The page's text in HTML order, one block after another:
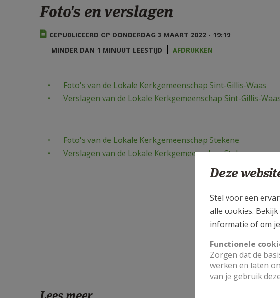
Foto's en verslagen
GEPUBLICEERD OP DONDERDAG 3 MAART 2022 - 19:19
MINDER DAN 1 MINUUT LEESTIJD
AFDRUKKEN
Foto's van de Lokale Kerkgemeenschap Sint-Gillis-Waas
​Verslagen van de Lokale Kerkgemeenschap Sint-Gillis-Waas
Foto's van de Lokale Kerkgemeenschap Stekene
Verslagen van de Lokale Kerkgemeenschap Stekene
Deze
Stel voor een
alle cookies. Bekijk
informatie of om
Functionele
Zorgen dat de
werken en laten
van je gebruik